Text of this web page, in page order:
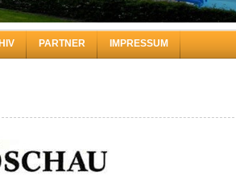
PARTNER IMPRESSUM